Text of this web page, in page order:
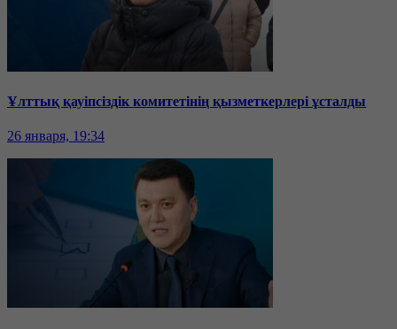
Ұлттық қауіпсіздік комитетінің қызметкерлері ұсталды
26 января, 19:34